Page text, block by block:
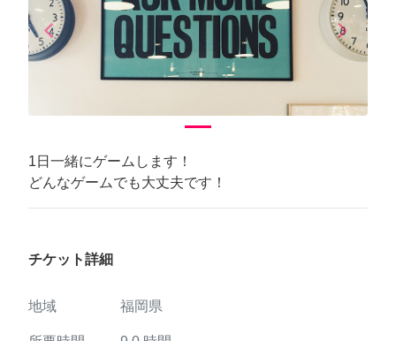
arrow_back_iosPrevious arrow_forward_iosNext
1日一緒にゲームします！
どんなゲームでも大丈夫です！
チケット詳細
地域 福岡県